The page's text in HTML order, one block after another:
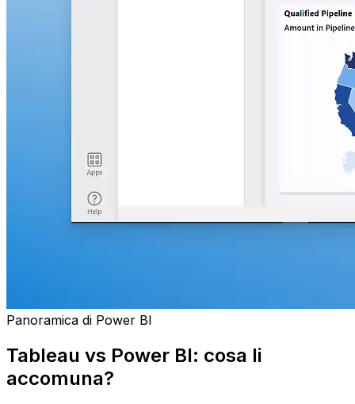
Panoramica di Power BI
Tableau vs Power BI: cosa li
accomuna?